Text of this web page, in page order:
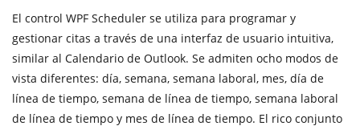
El control WPF Scheduler se utiliza para programar y
gestionar citas a través de una interfaz de usuario intuitiva,
similar al Calendario de Outlook. Se admiten ocho modos de
vista diferentes: día, semana, semana laboral, mes, día de
línea de tiempo, semana de línea de tiempo, semana laboral
de línea de tiempo y mes de línea de tiempo. El rico conjunto